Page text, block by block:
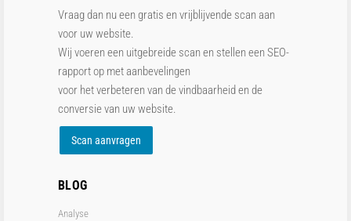
Vraag dan nu een gratis en vrijblijvende scan aan
voor uw website.
Wij voeren een uitgebreide scan en stellen een SEO-
rapport op met aanbevelingen
voor het verbeteren van de vindbaarheid en de
conversie van uw website.
Scan aanvragen
BLOG
Analyse